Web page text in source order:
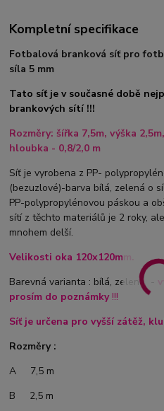
Kompletní specifikace
Fotbalová branková síť pro
síla 5 mm
Tato síť je v současné době
brankových sítí !!!
Rozměry: šířka 7,5m, výška
hloubka - 0,8/2,0 m
Síť je vyrobena z PP-
(bezuzlové)-barva bílá, zelená o
PP-polypropylénovou páskou a
sítí z těchto materiálů je 2 roky,
mnohem delší.
Velikosti oka 120x120mm.
Barevná varianta : bílá, zelená -
prosím do poznámky !!!
Síť je určena pro vyšší zátěž,
Rozměry :
A 7,5 m
B 2,5 m